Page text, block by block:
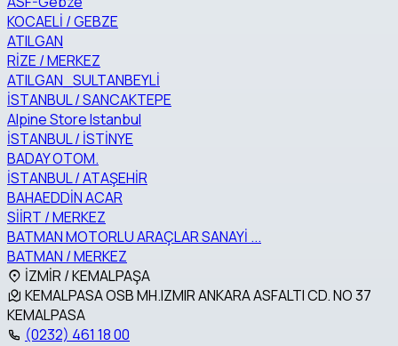
KOCAELİ / GEBZE
ATILGAN
RİZE / MERKEZ
ATILGAN_SULTANBEYLİ
İSTANBUL / SANCAKTEPE
Alpine Store Istanbul
İSTANBUL / İSTİNYE
BADAY OTOM.
İSTANBUL / ATAŞEHİR
BAHAEDDİN ACAR
SİİRT / MERKEZ
BATMAN MOTORLU ARAÇLAR SANAYİ ...
BATMAN / MERKEZ
İZMİR / KEMALPAŞA
KEMALPASA OSB MH.IZMIR ANKARA ASFALTI CD. NO 37
KEMALPASA
(0232) 461 18 00